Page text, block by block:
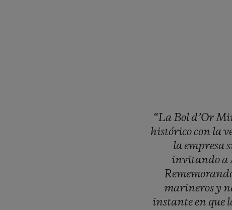
“LaBold’Or
históricocon la
laempresa
invitandoa
marinerosy
instanteen que